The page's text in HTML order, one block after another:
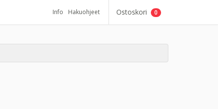
Info Hakuohjeet Ostoskori 0